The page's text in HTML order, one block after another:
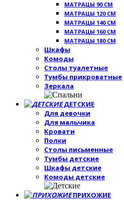
МАТРАЦЫ 90 СМ
МАТРАЦЫ 120 СМ
МАТРАЦЫ 140 СМ
МАТРАЦЫ 160 СМ
МАТРАЦЫ 180 СМ
Шкафы
Комоды
Столы туалетные
Тумбы прикроватные
Зеркала
ДЕТСКИЕ
Для девочки
Для мальчика
Кровати
Полки
Столы письменные
Тумбы детские
Шкафы детские
Комоды детские
ПРИХОЖИЕ